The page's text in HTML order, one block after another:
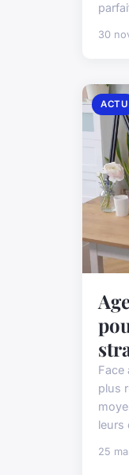
30
ACTU
Face
plus
leurs
25